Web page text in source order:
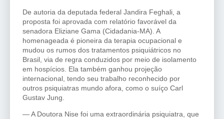
De autoria da deputada federal Jandira Feghali, a
proposta foi aprovada com relatório favorável da
senadora Eliziane Gama (Cidadania-MA). A
homenageada é pioneira da terapia ocupacional e
mudou os rumos dos tratamentos psiquiátricos no
Brasil, via de regra conduzidos por meio de isolamento
em hospícios. Ela também ganhou projeção
internacional, tendo seu trabalho reconhecido por
outros psiquiatras mundo afora, como o suíço Carl
Gustav Jung.
— A Doutora Nise foi uma extraordinária psiquiatra, que